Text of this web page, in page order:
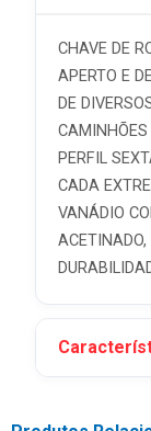
CHAVE DE
APERTO E
DE
CAMINHÕES
PERFIL
CADA
VANÁDIO